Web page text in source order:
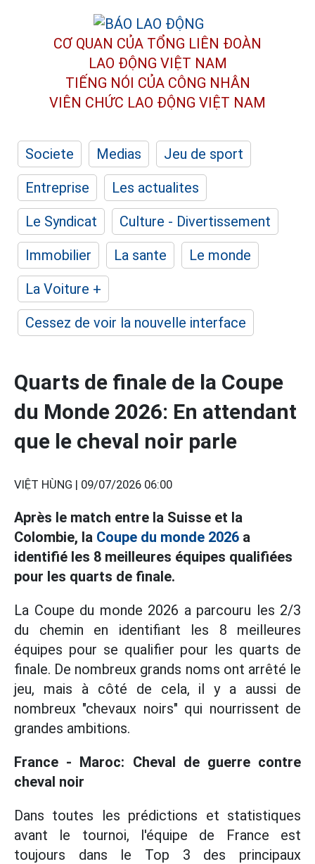
CƠ QUAN CỦA TỔNG LIÊN ĐOÀN
LAO ĐỘNG VIỆT NAM
TIẾNG NÓI CỦA CÔNG NHÂN
VIÊN CHỨC LAO ĐỘNG VIỆT NAM
Societe Medias
Jeu de sport
Entreprise
Les actualites
Le Syndicat
Culture - Divertissement
Immobilier
La sante
Le monde
La Voiture +
Cessez de voir la nouvelle interface
Quarts de finale de la Coupe
du Monde 2026: En attendant
que le cheval noir parle
VIỆT HÙNG | 09/07/2026 06:00
Après le match entre la Suisse et la
Colombie, la Coupe du monde 2026 a
identifié les 8 meilleures équipes qualifiées
pour les quarts de finale.
La Coupe du monde 2026 a parcouru les 2/3
du chemin en identifiant les 8 meilleures
équipes pour se qualifier pour les quarts de
finale. De nombreux grands noms ont arrêté le
jeu, mais à côté de cela, il y a aussi de
nombreux "chevaux noirs" qui nourrissent de
grandes ambitions.
France - Maroc: Cheval de guerre contre
cheval noir
Dans toutes les prédictions et statistiques
avant le tournoi, l'équipe de France est
toujours dans le Top 3 des principaux